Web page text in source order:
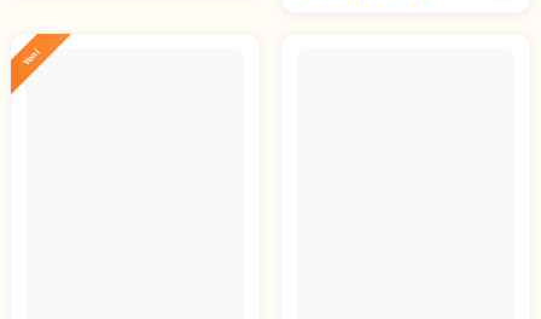
Yeni